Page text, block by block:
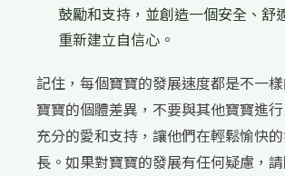
鼓勵和支持，並創造一個安全、舒
重新建立自信心。
記住，每個寶寶的發展速度都是不一
寶寶的個體差異，不要與其他寶寶進
充分的愛和支持，讓他們在輕鬆愉快
長。如果對寶寶的發展有任何疑慮，